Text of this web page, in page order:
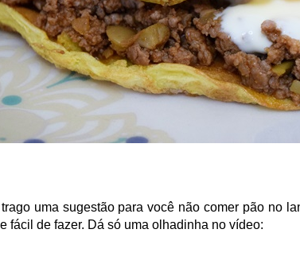
uma sugestão para você não comer pão no
fácil de fazer. Dá só uma olhadinha no vídeo: